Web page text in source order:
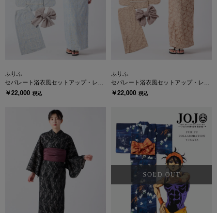
ふりふ
セパレート浴衣風セットアップ・レー
ス
￥22,000 税込
ふりふ
セパレート浴衣風セットアップ・レー
ス
￥22,000 税込